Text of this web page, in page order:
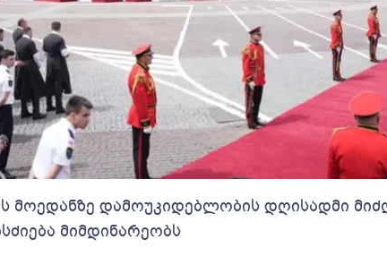
მოედანზე დამოუკიდებლობის დღისადმი
მიმდინარეობს